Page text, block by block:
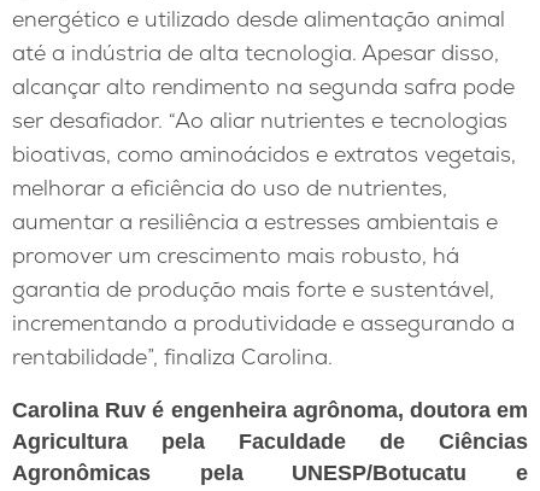
energético e utilizado desde alimentação animal
até a indústria de alta tecnologia. Apesar disso,
alcançar alto rendimento na segunda safra pode
ser desafiador. “Ao aliar nutrientes e tecnologias
bioativas, como aminoácidos e extratos vegetais,
melhorar a eficiência do uso de nutrientes,
aumentar a resiliência a estresses ambientais e
promover um crescimento mais robusto, há
garantia de produção mais forte e sustentável,
incrementando a produtividade e assegurando a
rentabilidade”, finaliza Carolina.
Carolina Ruv é engenheira agrônoma, doutora em
Agricultura pela Faculdade de Ciências
Agronômicas pela UNESP/Botucatu e